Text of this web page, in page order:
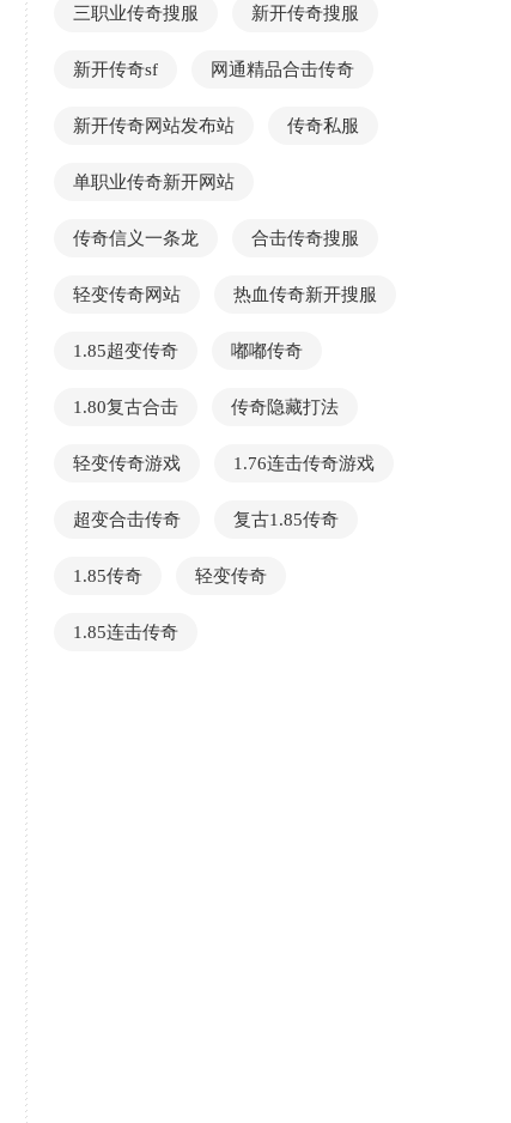
三职业传奇搜服 新开传奇搜服
新开传奇sf 网通精品合击传奇
新开传奇网站发布站 传奇私服
单职业传奇新开网站
传奇信义一条龙 合击传奇搜服
轻变传奇网站 热血传奇新开搜服
1.85超变传奇 嘟嘟传奇
1.80复古合击 传奇隐藏打法
轻变传奇游戏 1.76连击传奇游戏
超变合击传奇 复古1.85传奇
1.85传奇 轻变传奇
1.85连击传奇